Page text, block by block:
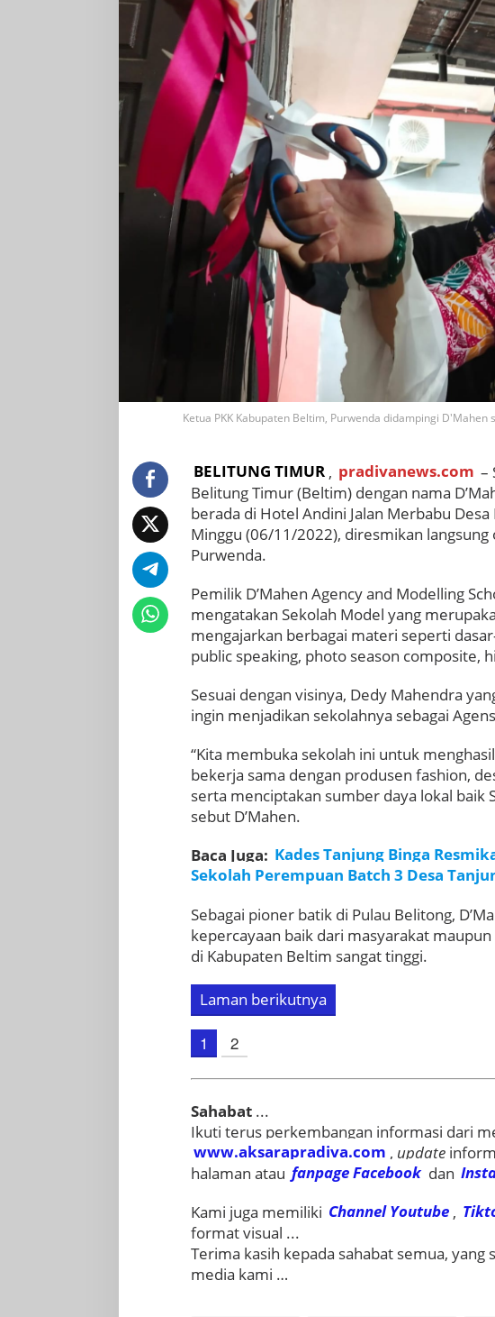
Ketua PKK Kabupaten Beltim, Purwenda didampingi
BELITUNG TIMUR , pradivanews.com –
Belitung Timur (Beltim) dengan nama
berada di Hotel Andini Jalan Merbabu Desa
Minggu (06/11/2022), diresmikan langsung
Purwenda.
Pemilik D’Mahen Agency and Modelling
mengatakan Sekolah Model yang
mengajarkan berbagai materi seperti
public speaking, photo season composite,
Sesuai dengan visinya, Dedy Mahendra
ingin menjadikan sekolahnya sebagai
“Kita membuka sekolah ini untuk
bekerja sama dengan produsen fashion,
serta menciptakan sumber daya lokal baik
sebut D’Mahen.
Baca Juga: Kades Tanjung Binga
Sekolah Perempuan Batch 3 Desa
Sebagai pioner batik di Pulau Belitong,
kepercayaan baik dari masyarakat
di Kabupaten Beltim sangat tinggi.
Laman berikutnya
1 2
Sahabat...
Ikuti terus perkembangan informasi dari
www.aksarapradiva.com , update
halaman atau fanpageFacebook dan
Kami juga memiliki Channel Youtube ,
format visual ...
Terima kasih kepada sahabat semua,
media kami …